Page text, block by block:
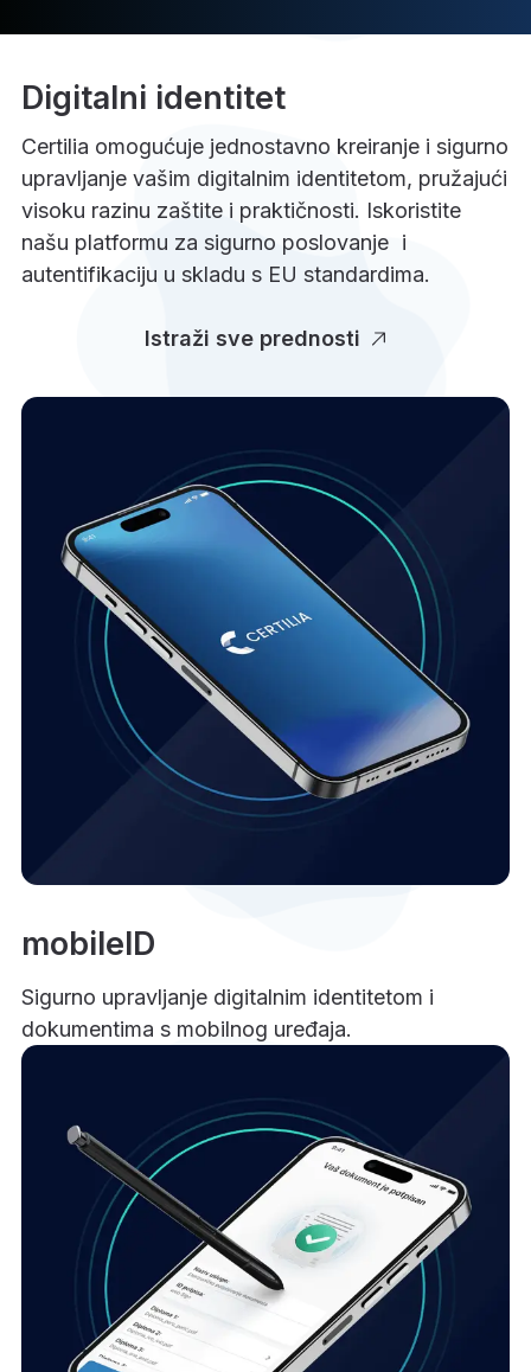
Digitalni identitet
Certilia omogućuje jednostavno kreiranje i sigurno
upravljanje vašim digitalnim identitetom, pružajući
visoku razinu zaštite i praktičnosti. Iskoristite
našu platformu za sigurno poslovanje i
autentifikaciju u skladu s EU standardima.
Istraži sve prednosti
mobileID
Sigurno upravljanje digitalnim identitetom i
dokumentima s mobilnog uređaja.